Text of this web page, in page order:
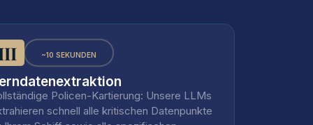
~10 SEKUNDEN
Policen-Kartierung: Unsere LLMs
schnell alle kritischen Datenpunkte